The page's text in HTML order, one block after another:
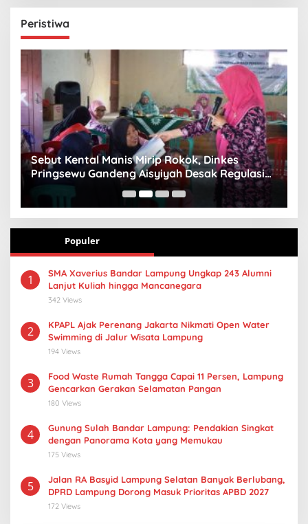
Peristiwa
Sebut Kental Manis Mirip Rokok, Dinkes
Pringsewu Gandeng Aisyiyah Desak Regulasi
Gizi Anak
Populer
1
SMA Xaverius Bandar Lampung Ungkap 243 Alumni
Lanjut Kuliah hingga Mancanegara
342 Views
2
KPAPL Ajak Perenang Jakarta Nikmati Open Water
Swimming di Jalur Wisata Lampung
194 Views
3
Food Waste Rumah Tangga Capai 11 Persen, Lampung
Gencarkan Gerakan Selamatan Pangan
180 Views
4
Gunung Sulah Bandar Lampung: Pendakian Singkat
dengan Panorama Kota yang Memukau
175 Views
5
Jalan RA Basyid Lampung Selatan Banyak Berlubang,
DPRD Lampung Dorong Masuk Prioritas APBD 2027
172 Views